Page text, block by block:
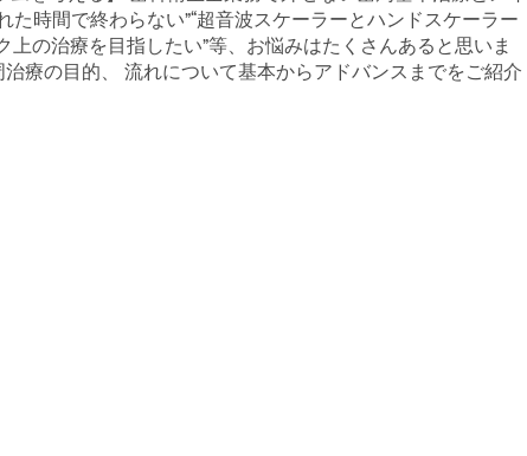
た時間で終わらない”“超音波スケーラーとハンドスケーラー
上の治療を目指したい”等、お悩みはたくさんあると思いま
療の目的、 流れについて基本からアドバンスまでをご紹介